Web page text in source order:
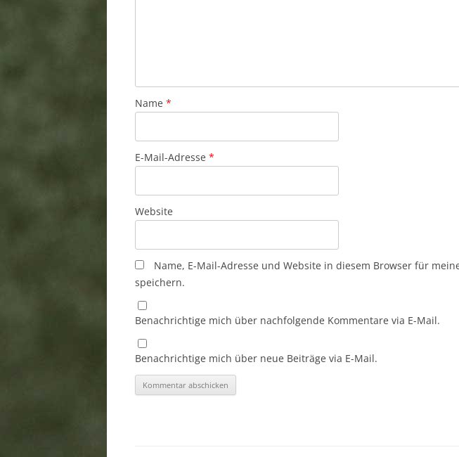
Name *
E-Mail-Adresse *
Website
Name, E-Mail-Adresse und Website in diesem Browser für
speichern.
Benachrichtige mich über nachfolgende Kommentare via E-Mail.
Benachrichtige mich über neue Beiträge via E-Mail.